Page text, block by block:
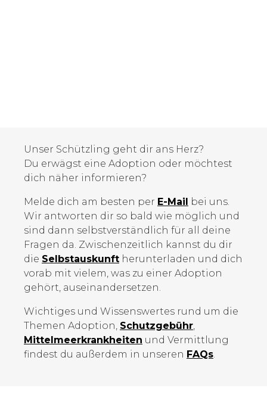
Unser Schützling geht dir ans Herz?
Du erwägst eine Adoption oder möchtest
dich näher informieren?
Melde dich am besten per E-Mail bei uns.
Wir antworten dir so bald wie möglich und
sind dann selbstverständlich für all deine
Fragen da. Zwischenzeitlich kannst du dir
die Selbstauskunft herunterladen und dich
vorab mit vielem, was zu einer Adoption
gehört, auseinandersetzen.
Wichtiges und Wissenswertes rund um die
Themen Adoption, Schutzgebühr,
Mittelmeer­krankheiten und Vermittlung
findest du außerdem in unseren FAQs.